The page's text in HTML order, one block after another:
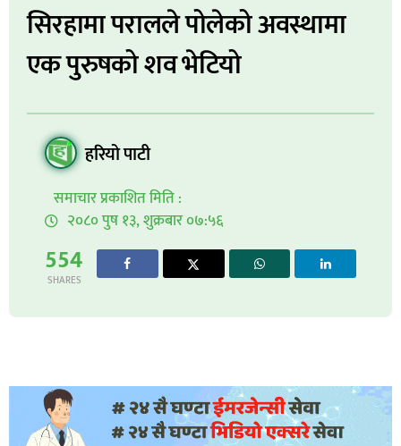
सिरहामा परालले पोलेको अवस्थामा
एक पुरुषको शव भेटियो
हरियो पाटी
समाचार प्रकाशित मिति :
२०८० पुष १३, शुक्रबार ०७:५६
554
SHARES